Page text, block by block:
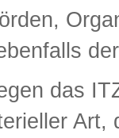
das